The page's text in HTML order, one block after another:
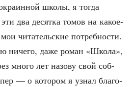
шко­лы, я тогда
два десят­ка томов на какое-
чита­тель­ские потреб­но­сти.
ниче­го, даже роман «Шко­ла»,
мно­го лет назо­ву свой соб­
— о кото­ром я узнал бла­го­